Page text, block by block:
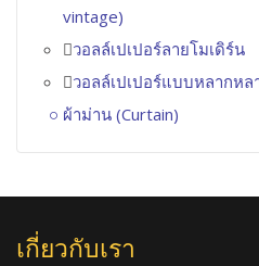
vintage)
วอลล์เปเปอร์ลายโมเดิร์น
วอลล์เปเปอร์แบบหลากหล
ผ้าม่าน (Curtain)
เกี่ยวกับเรา